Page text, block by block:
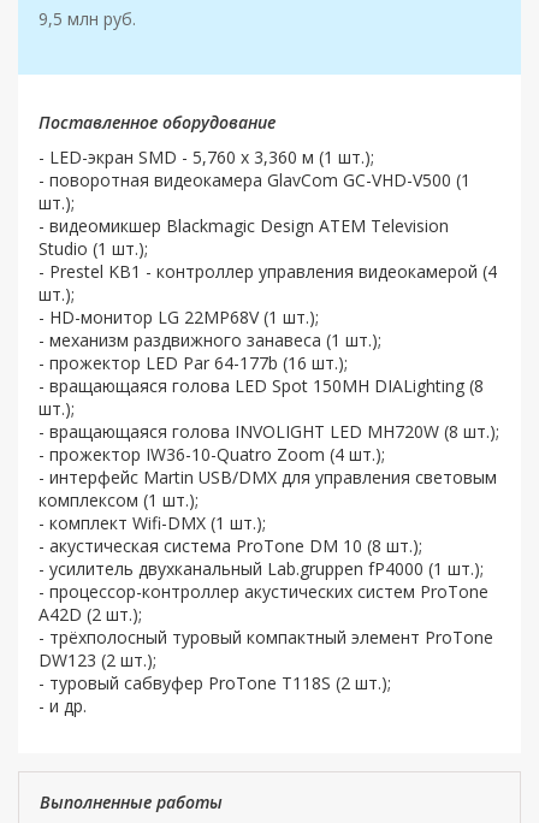
9,5 млн руб.
Поставленное оборудование
- LED-экран SMD - 5,760 х 3,360 м (1 шт.);
- поворотная видеокамера GlavCom GC-VHD-V500 (1
шт.);
- видеомикшер Blackmagic Design ATEM Television
Studio (1 шт.);
- Prestel KB1 - контроллер управления видеокамерой (4
шт.);
- HD-монитор LG 22MP68V (1 шт.);
- механизм раздвижного занавеса (1 шт.);
- прожектор LED Par 64-177b (16 шт.);
- вращающаяся голова LED Spot 150MH DIALighting (8
шт.);
- вращающаяся голова INVOLIGHT LED MH720W (8 шт.);
- прожектор IW36-10-Quatro Zoom (4 шт.);
- интерфейс Martin USB/DMX для управления световым
комплексом (1 шт.);
- комплект Wifi-DMX (1 шт.);
- акустическая система ProTone DM 10 (8 шт.);
- усилитель двухканальный Lab.gruppen fP4000 (1 шт.);
- процессор-контроллер акустических систем ProTone
A42D (2 шт.);
- трёхполосный туровый компактный элемент ProTone
DW123 (2 шт.);
- туровый сабвуфер ProTone T118S (2 шт.);
- и др.
Выполненные работы